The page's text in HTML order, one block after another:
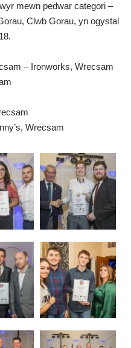
mewn pedwar categori –
Clwb Gorau, yn ogystal
– Ironworks, Wrecsam
Wrecsam